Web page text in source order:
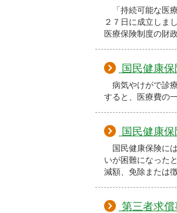
「持続可能な医
２７日に成立しま
医療保険制度の財
国民健康
病気やけがで診
すると、医療費の
国民健康
国民健康保険に
いが困難になった
減額、免除または
第三者求償